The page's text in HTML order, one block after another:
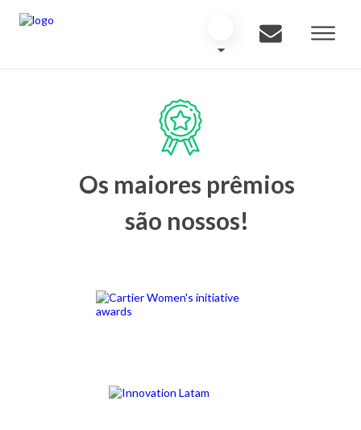
Os maiores prêmios
são nossos!